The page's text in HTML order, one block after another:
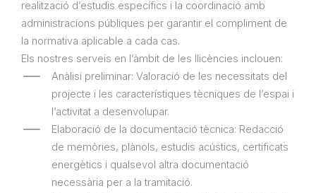
realització d’estudis específics i la coordinació amb
administracions públiques per garantir el compliment de
la normativa aplicable a cada cas.
Els nostres serveis en l’àmbit de les llicències inclouen:
Anàlisi preliminar: Valoració de les necessitats del
projecte i les característiques tècniques de l’espai i
l’activitat a desenvolupar.
Elaboració de la documentació tècnica: Redacció
de memòries, plànols, estudis acústics, certificats
energètics i qualsevol altra documentació
necessària per a la tramitació.